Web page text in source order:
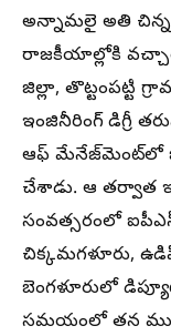
అన్నామలై అతి
రాజకీయాల్లోకి
జిల్లా, తొట్టంపట్టి
ఇంజినీరింగ్‌ డిగ్రీ
ఆఫ్ మేనేజ్‌మెంట్‌లో
చేశాడు. ఆ తర్వాత
సంవత్సరంలో
చిక్కమగళూరు,
బెంగళూరులో
సమయంలో తన